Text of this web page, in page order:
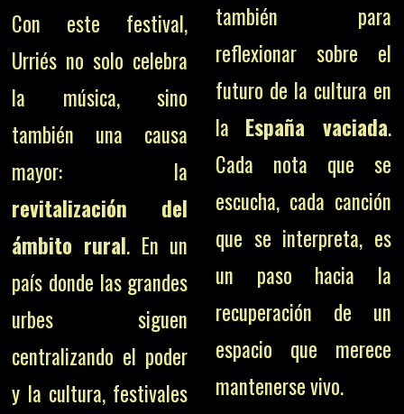
Con este festival,
Urriés no solo celebra
la música, sino
también una causa
mayor: la
revitalización del
ámbito rural. En un
país donde las grandes
urbes siguen
centralizando el poder
y la cultura, festivales
también para
reflexionar sobre el
futuro de la cultura en
la España vaciada.
Cada nota que se
escucha, cada canción
que se interpreta, es
un paso hacia la
recuperación de un
espacio que merece
mantenerse vivo.